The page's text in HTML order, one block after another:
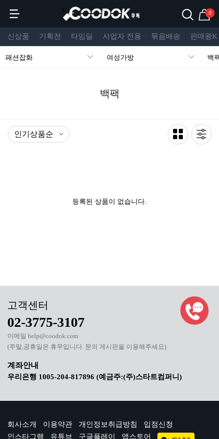
s 0
신상품 기획전 타임딜 사업자 전용 묶음배송 판매왕K
패션잡화 여성가방 백
백팩
등록된 상품이 없습니다.
02-3775-3107
이메일 help@coodok.com
(주말,공휴일은 휴무입니다. 문의 게시판을 이용해주세요)
우리은행 1005-204-817896 (예금주:(주)스타트컴퍼니)
회사소개 이용약관 개인정보취급방침
입점신청
인스타그램
유튜브 구글플레이 앱스토어